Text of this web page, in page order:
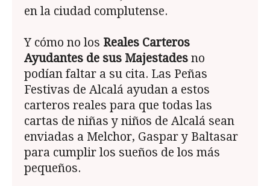
en la ciudad complutense.
Y cómo no los Reales Carteros
Ayudantes de sus Majestades no
podían faltar a su cita. Las Peñas
Festivas de Alcalá ayudan a estos
carteros reales para que todas las
cartas de niñas y niños de Alcalá sean
enviadas a Melchor, Gaspar y Baltasar
para cumplir los sueños de los más
pequeños.